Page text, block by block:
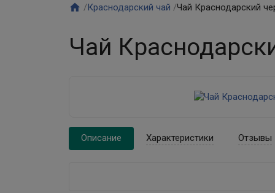
 /Краснодарский чай /Чай Краснодарский
Чай
Описание Характеристики Отзывы